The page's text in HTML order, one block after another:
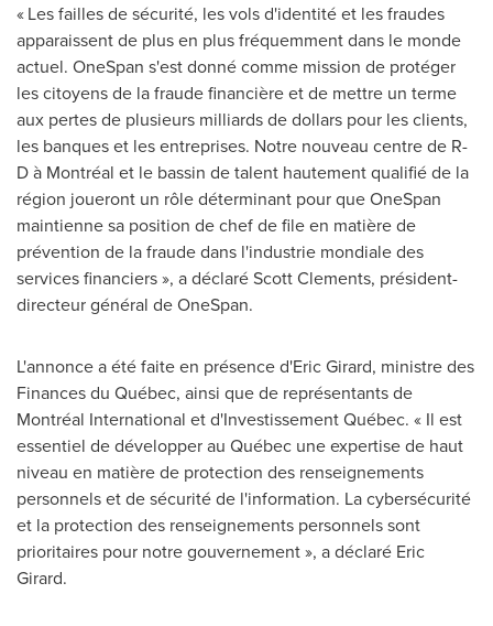
« Les failles de sécurité, les vols d'identité et les fraudes
apparaissent de plus en plus fréquemment dans le monde
actuel. OneSpan s'est donné comme mission de protéger
les citoyens de la fraude financière et de mettre un terme
aux pertes de plusieurs milliards de dollars pour les clients,
les banques et les entreprises. Notre nouveau centre de R-
D à Montréal et le bassin de talent hautement qualifié de la
région joueront un rôle déterminant pour que OneSpan
maintienne sa position de chef de file en matière de
prévention de la fraude dans l'industrie mondiale des
services financiers », a déclaréScott Clements, président-
directeur général de OneSpan.
L'annonce a été faite en présence d'Eric Girard, ministre des
Finances du Québec, ainsi que de représentants de
Montréal International et d'Investissement Québec. « Il est
essentiel de développer au Québec une expertise de haut
niveau en matière de protection des renseignements
personnels et de sécurité de l'information. La cybersécurité
et la protection des renseignements personnels sont
prioritaires pour notre gouvernement », a déclaré Eric
Girard.